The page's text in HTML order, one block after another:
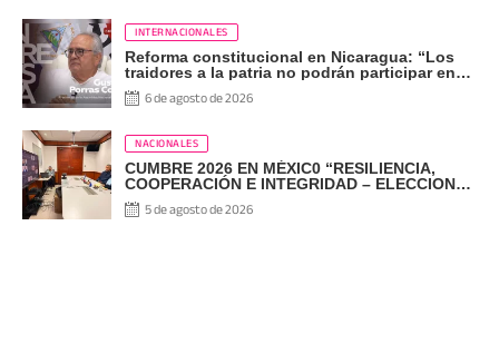
INTERNACIONALES
Reforma constitucional en Nicaragua: “Los
traidores a la patria no podrán participar en
las elecciones”
6 de agosto de 2026
NACIONALES
CUMBRE 2026 EN MÉXIC0 “RESILIENCIA,
COOPERACIÓN E INTEGRIDAD – ELECCIONES
EN EL SIGLO XXI”
5 de agosto de 2026